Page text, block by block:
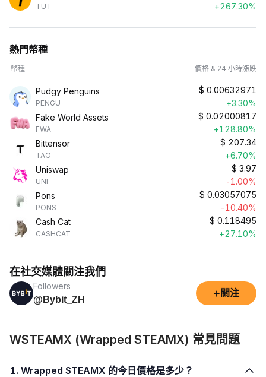
TUT
+267.30%
熱門幣種
幣種 價格 & 24 小時漲跌
Pudgy Penguins
PENGU
$ 0.00632971
+3.30%
Fake World Assets
FWA
$ 0.02000817
+128.80%
Bittensor
TAO
$ 207.34
+6.70%
Uniswap
UNI
$ 3.97
-1.00%
Pons
PONS
$ 0.03057075
-10.40%
Cash Cat
CASHCAT
$ 0.118495
+27.10%
在社交媒體關注我們
Followers
@Bybit_ZH
+ 關注
WSTEAMX (Wrapped STEAMX) 常見問題
1. Wrapped STEAMX 的今日價格是多少？